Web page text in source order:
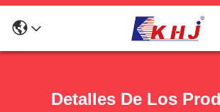
Detalles De Los